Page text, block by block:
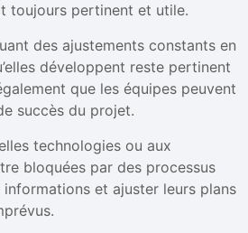
toujours pertinent et utile.
des ajustements constants en
développent reste pertinent
que les équipes peuvent
succès du projet.
technologies ou aux
bloquées par des processus
et ajuster leurs plans